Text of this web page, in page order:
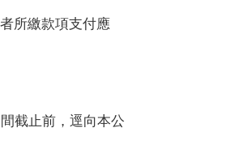
所繳款項支付應
截止前，逕向本公